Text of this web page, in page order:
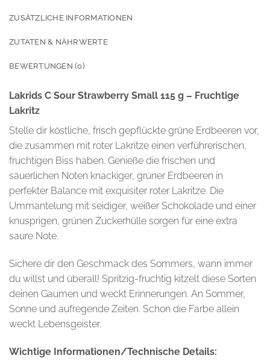
ZUSÄTZLICHE INFORMATIONEN
ZUTATEN & NÄHRWERTE
BEWERTUNGEN (0)
Lakrids C Sour Strawberry Small 115 g – Fruchtige
Lakritz
Stelle dir köstliche, frisch gepflückte grüne Erdbeeren vor,
die zusammen mit roter Lakritze einen verführerischen,
fruchtigen Biss haben. Genieße die frischen und
säuerlichen Noten knackiger, grüner Erdbeeren in
perfekter Balance mit exquisiter roter Lakritze. Die
Ummantelung mit seidiger, weißer Schokolade und einer
knusprigen, grünen Zuckerhülle sorgen für eine extra
saure Note.
Sichere dir den Geschmack des Sommers, wann immer
du willst und überall! Spritzig-fruchtig kitzelt diese Sorten
deinen Gaumen und weckt Erinnerungen. An Sommer,
Sonne und aufregende Zeiten. Schon die Farbe allein
weckt Lebensgeister.
Wichtige Informationen/Technische Details: